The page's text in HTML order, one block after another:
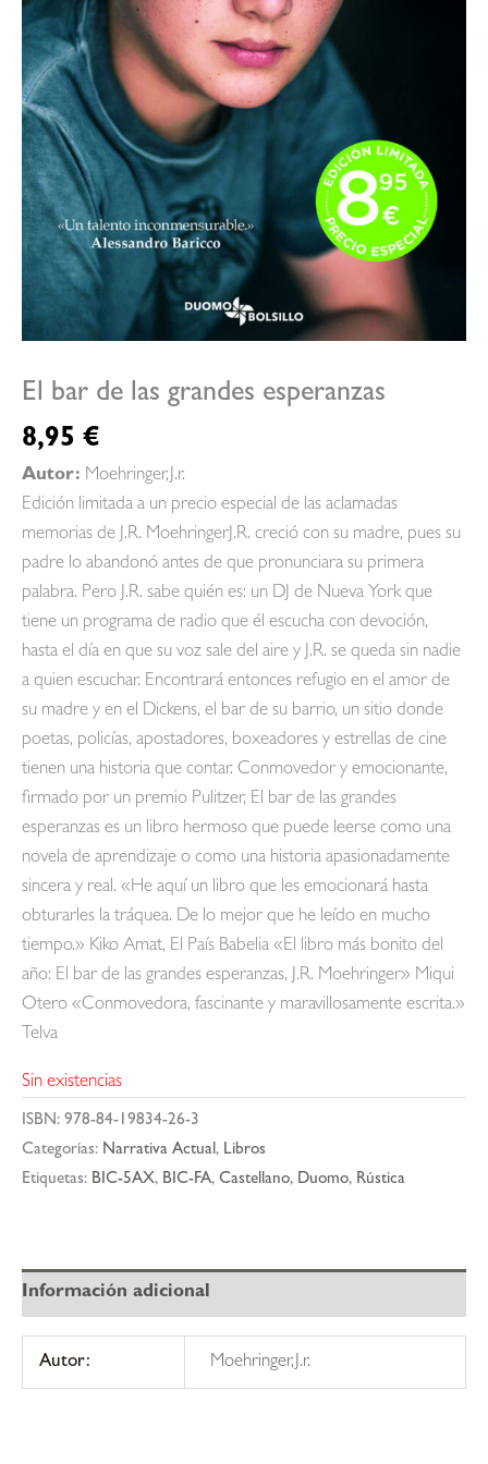
El bar de las grandes esperanzas
8,95 €
Autor: Moehringer,J.r.
Edición limitada a un precio especial de las aclamadas
memorias de J.R. MoehringerJ.R. creció con su madre, pues su
padre lo abandonó antes de que pronunciara su primera
palabra. Pero J.R. sabe quién es: un DJ de Nueva York que
tiene un programa de radio que él escucha con devoción,
hasta el día en que su voz sale del aire y J.R. se queda sin nadie
a quien escuchar. Encontrará entonces refugio en el amor de
su madre y en el Dickens, el bar de su barrio, un sitio donde
poetas, policías, apostadores, boxeadores y estrellas de cine
tienen una historia que contar. Conmovedor y emocionante,
firmado por un premio Pulitzer, El bar de las grandes
esperanzas es un libro hermoso que puede leerse como una
novela de aprendizaje o como una historia apasionadamente
sincera y real. «He aquí un libro que les emocionará hasta
obturarles la tráquea. De lo mejor que he leído en mucho
tiempo.» Kiko Amat, El País Babelia «El libro más bonito del
año: El bar de las grandes esperanzas, J.R. Moehringer» Miqui
Otero «Conmovedora, fascinante y maravillosamente escrita.»
Telva
Sin existencias
ISBN: 978-84-19834-26-3
Categorías: Narrativa Actual, Libros
Etiquetas: BIC-5AX, BIC-FA, Castellano, Duomo, Rústica
Información adicional
Autor: Moehringer,J.r.